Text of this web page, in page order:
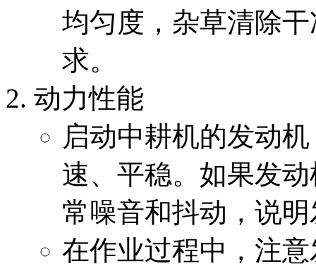
均匀度，杂草清除
求。
动力性能
启动中耕机的发动
速、平稳。如果发
常噪音和抖动，说
在作业过程中，注